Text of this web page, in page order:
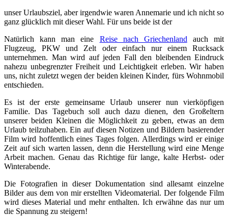
unser Urlaubsziel, aber irgendwie waren Annemarie und ich nicht so
ganz glücklich mit dieser Wahl. Für uns beide ist der
Natürlich kann man eine Reise nach Griechenland auch mit
Flugzeug, PKW und Zelt oder einfach nur einem Rucksack
unternehmen. Man wird auf jeden Fall den bleibenden Eindruck
nahezu unbegrenzter Freiheit und Leichtigkeit erleben. Wir haben
uns, nicht zuletzt wegen der beiden kleinen Kinder, fürs Wohnmobil
entschieden.
Es ist der erste gemeinsame Urlaub unserer nun vierköpfigen
Familie. Das Tagebuch soll auch dazu dienen, den Großeltern
unserer beiden Kleinen die Möglichkeit zu geben, etwas an dem
Urlaub teilzuhaben. Ein auf diesen Notizen und Bildern basierender
Film wird hoffentlich eines Tages folgen. Allerdings wird er einige
Zeit auf sich warten lassen, denn die Herstellung wird eine Menge
Arbeit machen. Genau das Richtige für lange, kalte Herbst- oder
Winterabende.
Die Fotografien in dieser Dokumentation sind allesamt einzelne
Bilder aus dem von mir erstellten Videomaterial. Der folgende Film
wird dieses Material und mehr enthalten. Ich erwähne das nur um
die Spannung zu steigern!